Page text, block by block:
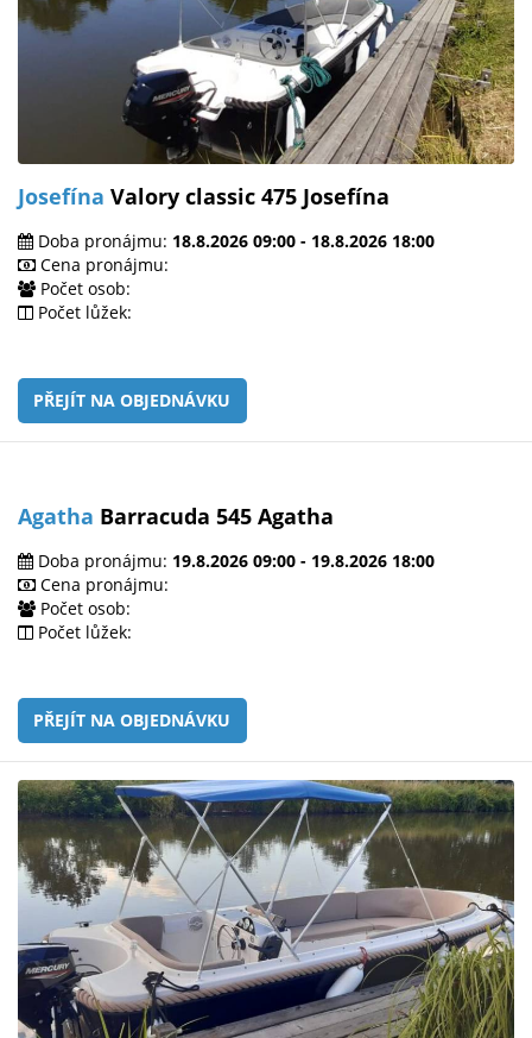
Josefína Valory classic 475 Josefína
Doba pronájmu: 18.8.2026 09:00 - 18.8.2026 18:00
Cena pronájmu:
Počet osob:
Počet lůžek:
PŘEJÍT NA OBJEDNÁVKU
Agatha Barracuda 545 Agatha
Doba pronájmu: 19.8.2026 09:00 - 19.8.2026 18:00
Cena pronájmu:
Počet osob:
Počet lůžek:
PŘEJÍT NA OBJEDNÁVKU